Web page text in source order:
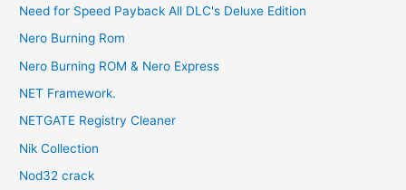
Need for Speed Payback All DLC's Deluxe Edition
Nero Burning Rom
Nero Burning ROM & Nero Express
NET Framework.
NETGATE Registry Cleaner
Nik Collection
Nod32 crack